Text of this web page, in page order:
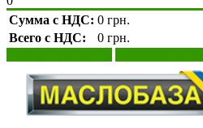
Сумма с НДС: 0 грн.
Всего с НДС:
0 грн.